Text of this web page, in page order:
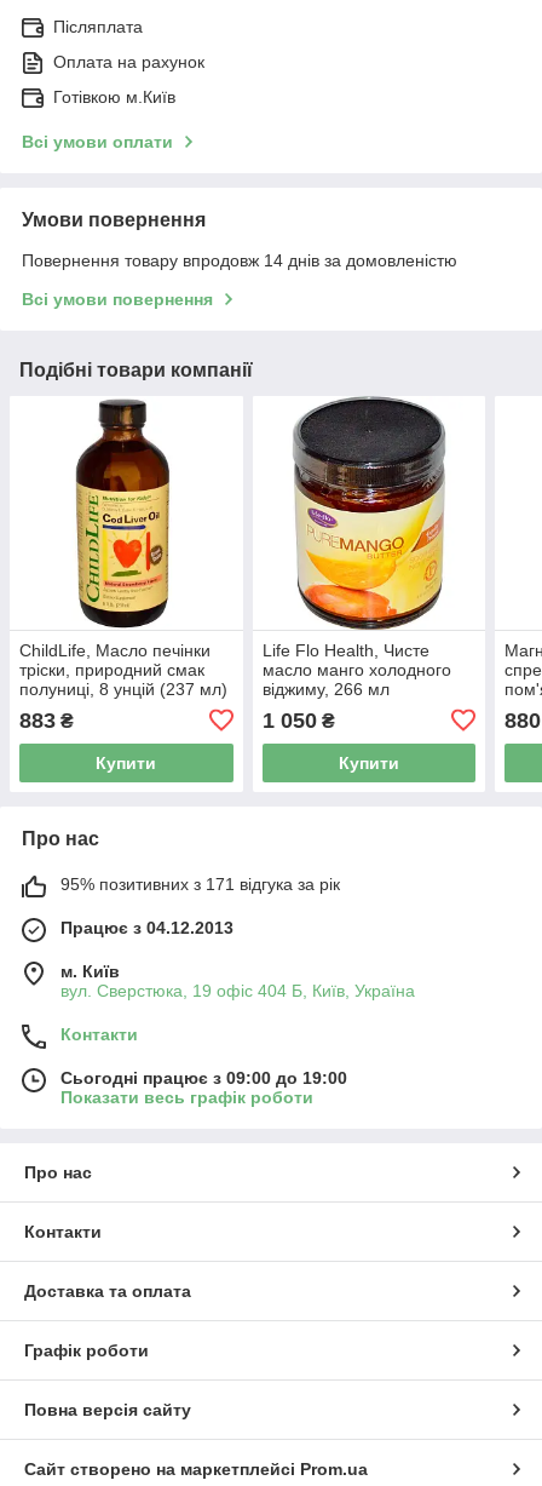
Післяплата
Оплата на рахунок
Готівкою м.Київ
Всі умови оплати
Умови повернення
Повернення товару впродовж 14 днів за домовленістю
Всі умови повернення
Подібні товари компанії
ChildLife, Масло печінки
тріски, природний смак
полуниці, 8 унцій (237 мл)
883 ₴
Купити
Life Flo Health, Чисте
масло манго холодного
віджиму, 266 мл
1 050₴
Купити
880
Про нас
95% позитивних з 171 відгука за рік
Працює з 04.12.2013
м. Київ
вул. Сверстюка, 19 офіс 404 Б, Київ, Україна
Контакти
Сьогодні працює з 09:00 до 19:00
Показати весь графік роботи
Про нас
Контакти
Доставка та оплата
Графік роботи
Повна версія сайту
Сайт створено на маркетплейсі Prom.ua